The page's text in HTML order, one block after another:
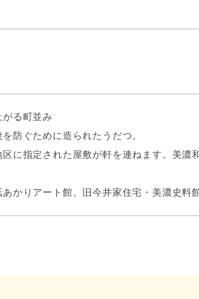
がる町並み
防ぐために造られたうだつ。
に指定された屋敷が軒を連ねます。美濃
かりアート館。旧今井家住宅・美濃史料